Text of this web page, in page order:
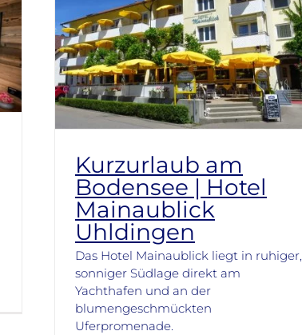
Kurzurlaub am
Bodensee | Hotel
Mainaublick
Uhldingen
Das Hotel Mainaublick liegt in ruhiger,
sonniger Südlage direkt am
Yachthafen und an der
blumengeschmückten
Uferpromenade.